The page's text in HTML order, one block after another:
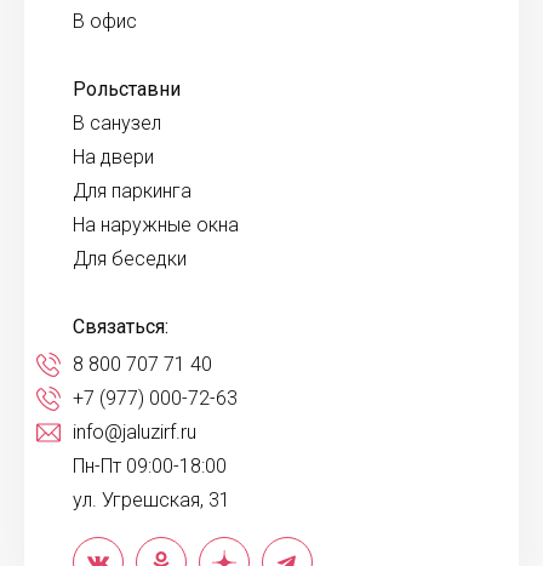
В офис
Рольставни
В санузел
На двери
Для паркинга
На наружные окна
Для беседки
Связаться:
8 800 707 71 40
+7 (977) 000-72-63
info@jaluzirf.ru
Пн-Пт 09:00-18:00
ул. Угрешская, 31